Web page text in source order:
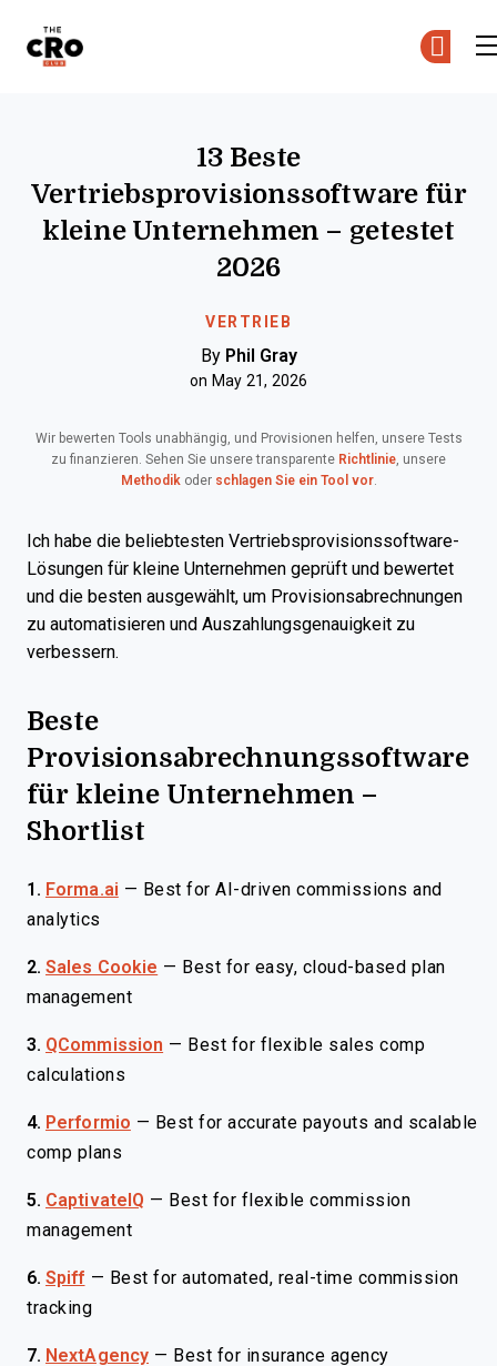
VERTRIEB
13 Beste
Vertriebsprovisionssoftware für
kleine Unternehmen – getestet
2026
By Phil Gray
on May 21, 2026
Wir bewerten Tools unabhängig, und Provisionen helfen, unsere Tests
zu finanzieren. Sehen Sie unsere transparente Richtlinie, unsere
Methodikoder schlagen Sie ein Tool vor.
Ich habe die beliebtesten Vertriebsprovisionssoftware-
Lösungen für kleine Unternehmen geprüft und bewertet
und die besten ausgewählt, um Provisionsabrechnungen
zu automatisieren und Auszahlungsgenauigkeit zu
verbessern.
Beste
Provisionsabrechnungssoftware
für kleine Unternehmen –
Shortlist
1. Forma.ai — Best for AI-driven commissions and
analytics
2. Sales Cookie — Best for easy, cloud-based plan
management
3. QCommission — Best for flexible sales comp
calculations
4. Performio — Best for accurate payouts and scalable
comp plans
5. CaptivateIQ — Best for flexible commission
management
6. Spiff — Best for automated, real-time commission
tracking
7. NextAgency — Best for insurance agency